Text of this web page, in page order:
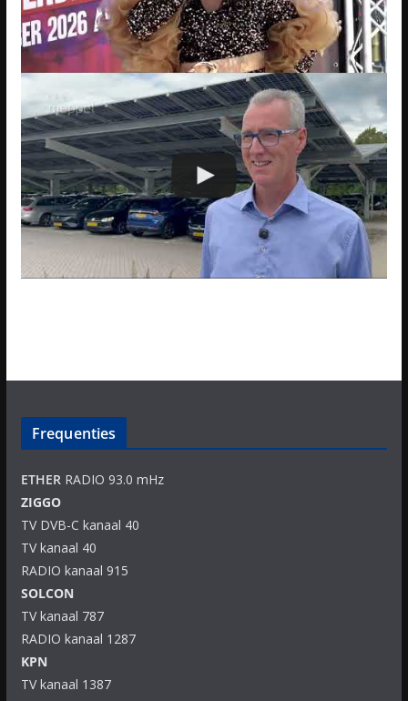
Frequenties
ETHERRADIO 93.0 mHz
ZIGGO
TV DVB-C kanaal 40
TV kanaal 40
RADIO kanaal 915
SOLCON
TV kanaal 787
RADIO kanaal 1287
KPN
TV kanaal 1387